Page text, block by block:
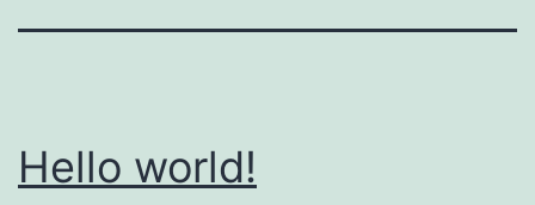
Hello world!